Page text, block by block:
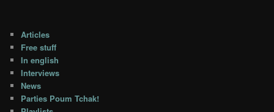
Articles
Free stuff
In english
Interviews
News
Parties Poum Tchak!